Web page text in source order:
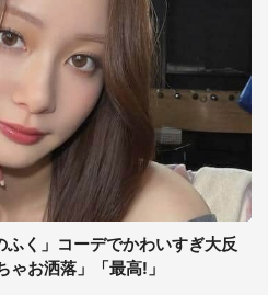
く」コーデでかわいすぎ大反
ゃお洒落」「最高!」